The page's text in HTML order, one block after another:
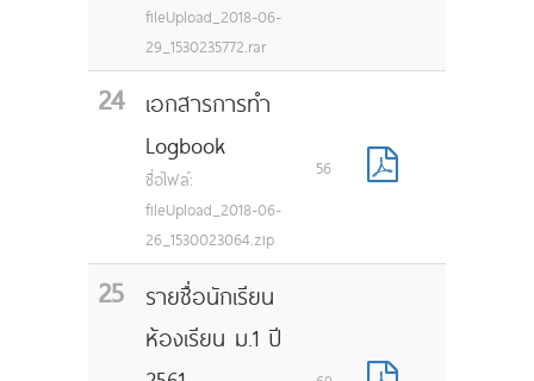
fileUpload_2018-06-
29_1530235772.rar
24
เอกสารการทำ
Logbook
ชื่อไฟล์:
fileUpload_2018-06-
26_1530023064.zip
56
25
รายชื่อนักเรียน
ห้องเรียน ม.1 ปี